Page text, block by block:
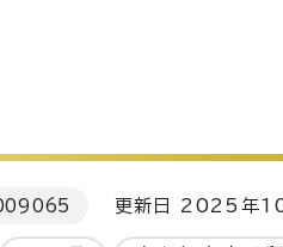
更新日 2025年10